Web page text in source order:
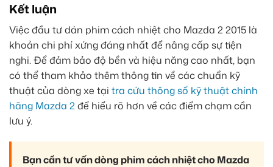
Kết luận
Việc đầu tư dán phim cách nhiệt cho Mazda 2 2015 là
khoản chi phí xứng đáng nhất để nâng cấp sự tiện
nghi. Để đảm bảo độ bền và hiệu năng cao nhất, bạn
có thể tham khảo thêm thông tin về các chuẩn kỹ
thuật của dòng xe tại tra cứu thông số kỹ thuật chính
hãng Mazda 2để hiểu rõ hơn về các điểm chạm cần
lưu ý.
Bạn cần tư vấn dòng phim cách nhiệt cho Mazda